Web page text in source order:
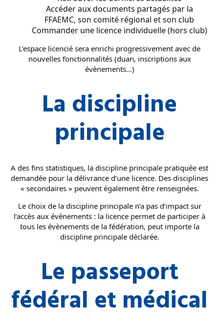
Accéder aux documents partagés par la
FFAEMC, son comité régional et son club
Commander une licence individuelle (hors club)
L’espace licencié sera enrichi progressivement avec de
nouvelles fonctionnalités (duan, inscriptions aux
évènements…)
La discipline
principale
A des fins statistiques, la discipline principale pratiquée est
demandée pour la délivrance d’une licence. Des disciplines
« secondaires » peuvent également être renseignées.
Le choix de la discipline principale n’a pas d’impact sur
l’accès aux évènements : la licence permet de participer à
tous les évènements de la fédération, peut importe la
discipline principale déclarée.
Le passeport
fédéral et médical